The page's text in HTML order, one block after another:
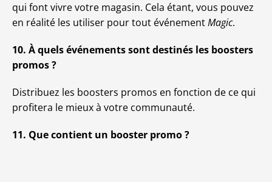
qui font vivre votre magasin. Cela étant, vous pouvez
en réalité les utiliser pour tout événementMagic.
10. À quels événements sont destinés les boosters
promos ?
Distribuez les boosters promos en fonction de ce qui
profitera le mieux à votre communauté.
11. Que contient un booster promo ?